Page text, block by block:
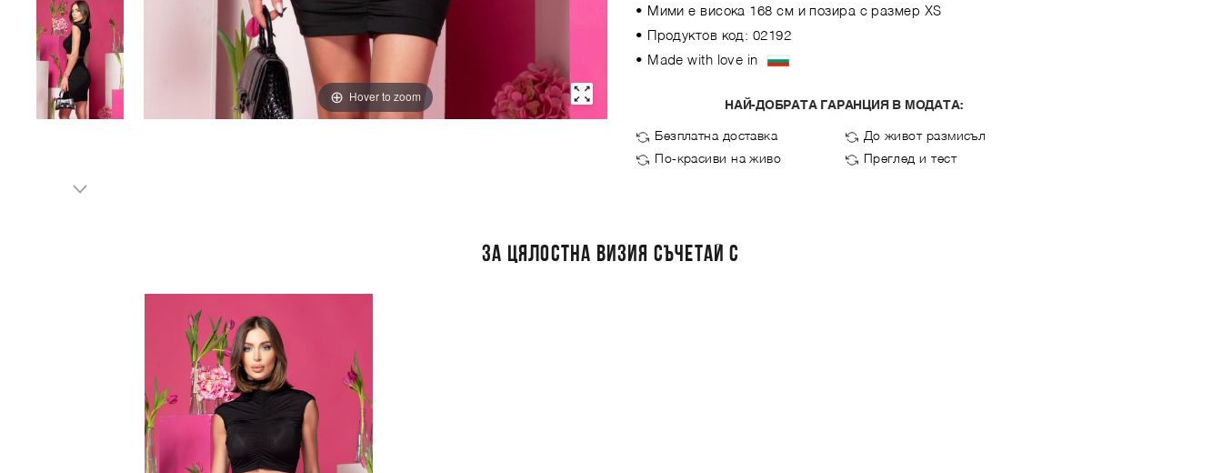
Hover to zoom
• Мими е висока 168 см и позира с размер XS
• Продуктов код: 02192
• Made with love in
НАЙ-ДОБРАТА ГАРАНЦИЯ В МОДАТА:
Безплатна доставка
До живот размисъл
По-красиви на живо
Преглед и тест
ЗА ЦЯЛОСТНА ВИЗИЯ СЪЧЕТАЙ С